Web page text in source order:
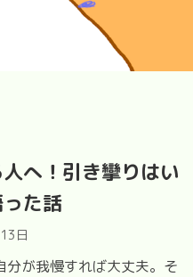
へ！引き攣りはい
た話
日
が我慢すれば大丈夫。そ